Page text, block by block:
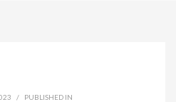
/ PUBLISHED IN